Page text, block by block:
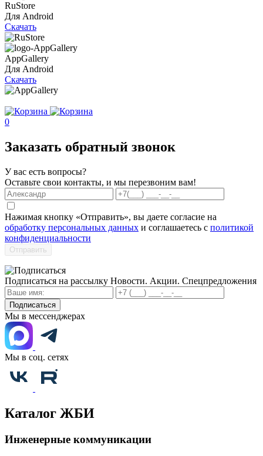
RuStore
Для Android
Скачать
AppGallery
Для Android
Скачать
0
Заказать обратный звонок
У вас есть вопросы?
Оставьте свои контакты, и мы перезвоним вам!
Нажимая кнопку «Отправить», вы даете согласие на
обработку персональных данных и соглашаетесь с политикой
конфиденциальности
Отправить
Подписаться на рассылку Новости. Акции. Спецпредложения
Подписаться
Мы в мессенджерах
Мы в соц. сетях
Каталог ЖБИ
Инженерные коммуникации